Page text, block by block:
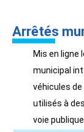
Arrêtés
Mis en ligne
municipal
véhicules
utilisés à
voie publique